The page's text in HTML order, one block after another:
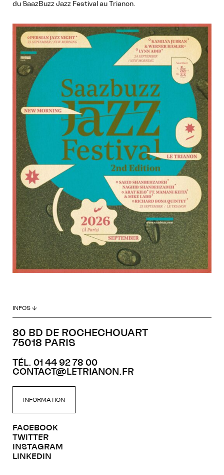
du SaazBuzz Jazz Festival au Trianon.
INFOS ↓
80 BD DE ROCHECHOUART
75018 PARIS
TÉL. 01 44 92 78 00
CONTACT@LETRIANON.FR
INFORMATION
FACEBOOK
TWITTER
INSTAGRAM
LINKEDIN